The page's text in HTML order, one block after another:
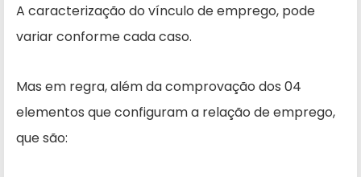
A caracterização do vínculo de emprego, pode
variar conforme cada caso.
Mas em regra, além da comprovação dos 04
elementos que configuram a relação de emprego,
que são: